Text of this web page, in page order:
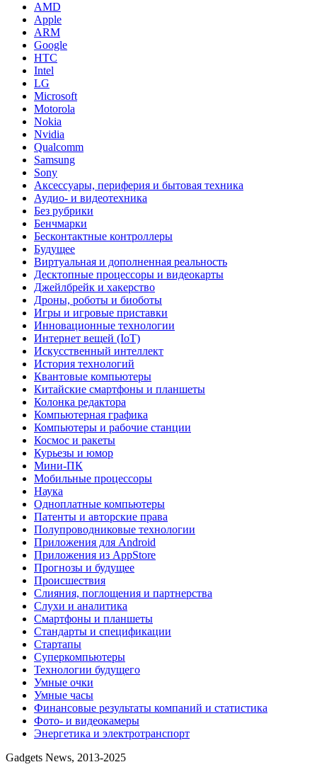
AMD
Apple
ARM
Google
HTC
Intel
LG
Microsoft
Motorola
Nokia
Nvidia
Qualcomm
Samsung
Sony
Аксессуары, периферия и бытовая техника
Аудио- и видеотехника
Без рубрики
Бенчмарки
Бесконтактные контроллеры
Будущее
Виртуальная и дополненная реальность
Десктопные процессоры и видеокарты
Джейлбрейк и хакерство
Дроны, роботы и биоботы
Игры и игровые приставки
Инновационные технологии
Интернет вещей (IoT)
Искусственный интеллект
История технологий
Квантовые компьютеры
Китайские смартфоны и планшеты
Колонка редактора
Компьютерная графика
Компьютеры и рабочие станции
Космос и ракеты
Курьезы и юмор
Мини-ПК
Мобильные процессоры
Наука
Одноплатные компьютеры
Патенты и авторские права
Полупроводниковые технологии
Приложения для Android
Приложения из AppStore
Прогнозы и будущее
Происшествия
Слияния, поглощения и партнерства
Слухи и аналитика
Смартфоны и планшеты
Стандарты и спецификации
Стартапы
Суперкомпьютеры
Технологии будущего
Умные очки
Умные часы
Финансовые результаты компаний и статистика
Фото- и видеокамеры
Энергетика и электротранспорт
Gadgets News, 2013-2025